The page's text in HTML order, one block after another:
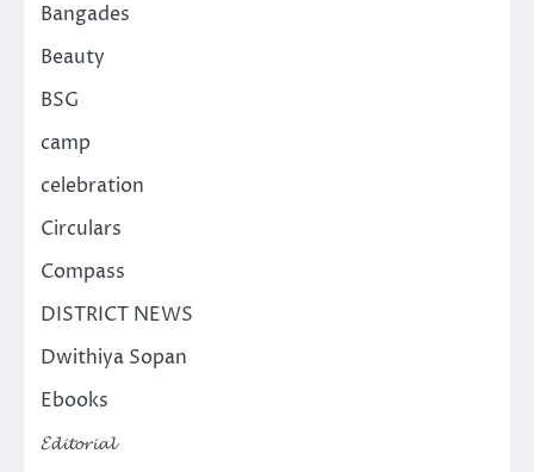
Bangades
Beauty
BSG
camp
celebration
Circulars
Compass
DISTRICT NEWS
Dwithiya Sopan
Ebooks
𝓔𝓭𝓲𝓽𝓸𝓻𝓲𝓪𝓵